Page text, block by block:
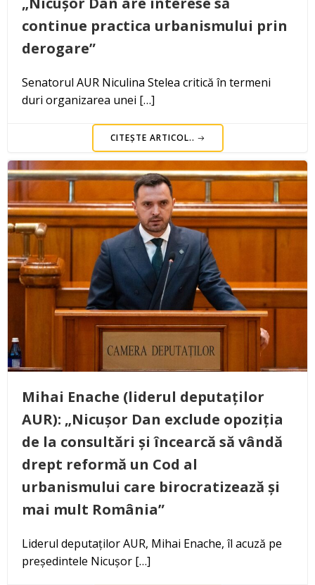
continue practica urbanismului prin
derogare”
Senatorul AUR Niculina Stelea critică în termeni
duri organizarea unei […]
CITEȘTE ARTICOL..
Mihai Enache (liderul deputaților
AUR): „Nicușor Dan exclude opoziția
de la consultări și încearcă să vândă
drept reformă un Cod al
urbanismului care birocratizează și
mai mult România”
Liderul deputaților AUR, Mihai Enache, îl acuză pe
președintele Nicușor […]